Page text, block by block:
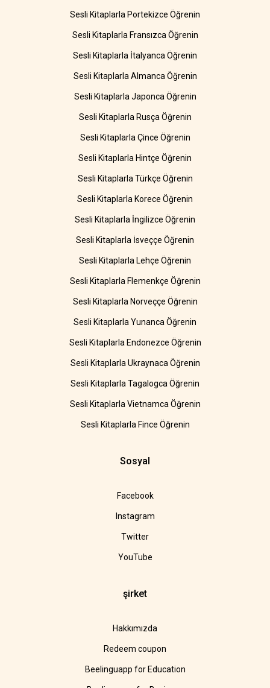
Sesli Kitaplarla Portekizce Öğrenin
Sesli Kitaplarla Fransızca Öğrenin
Sesli Kitaplarla İtalyanca Öğrenin
Sesli Kitaplarla Almanca Öğrenin
Sesli Kitaplarla Japonca Öğrenin
Sesli Kitaplarla Rusça Öğrenin
Sesli Kitaplarla Çince Öğrenin
Sesli Kitaplarla Hintçe Öğrenin
Sesli Kitaplarla Türkçe Öğrenin
Sesli Kitaplarla Korece Öğrenin
Sesli Kitaplarla İngilizce Öğrenin
Sesli Kitaplarla İsveççe Öğrenin
Sesli Kitaplarla Lehçe Öğrenin
Sesli Kitaplarla Flemenkçe Öğrenin
Sesli Kitaplarla Norveççe Öğrenin
Sesli Kitaplarla Yunanca Öğrenin
Sesli Kitaplarla Endonezce Öğrenin
Sesli Kitaplarla Ukraynaca Öğrenin
Sesli Kitaplarla Tagalogca Öğrenin
Sesli Kitaplarla Vietnamca Öğrenin
Sesli Kitaplarla Fince Öğrenin
Sosyal
Facebook
Instagram
Twitter
YouTube
şirket
Hakkımızda
Redeem coupon
Beelinguapp for Education